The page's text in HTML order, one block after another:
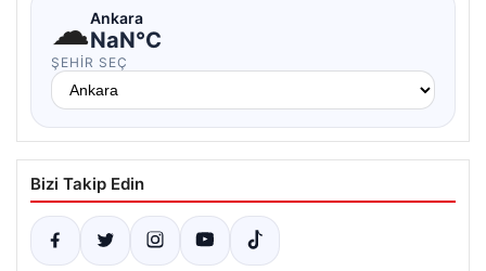
☁Ankara
NaN°C
ŞEHIR SEÇ
Bizi Takip Edin